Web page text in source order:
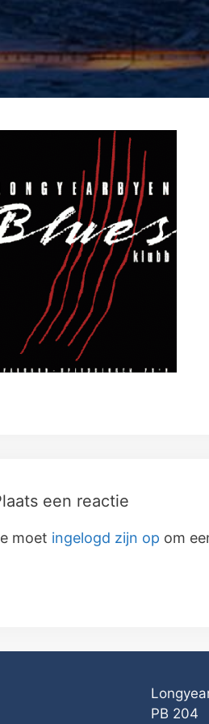
een reactie
moet ingelogd zijn op om
PB 204